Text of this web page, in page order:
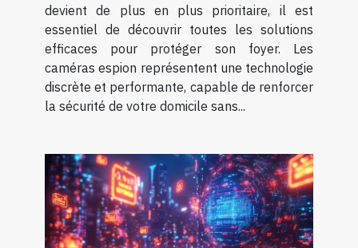
devient de plus en plus prioritaire, il est
essentiel de découvrir toutes les solutions
efficaces pour protéger son foyer. Les
caméras espion représentent une technologie
discrète et performante, capable de renforcer
la sécurité de votre domicile sans...